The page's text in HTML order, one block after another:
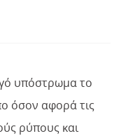
υπόστρωμα το
όσον αφορά τις
ρύπους και